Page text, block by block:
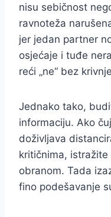
nisu sebičnost
ravnoteža
jer jedan partner
osjećaje i tuđe
reći „ne“ bez
Jednako tako,
informaciju. Ako
doživljava
kritičnima,
obranom. Tada
fino podešavanje